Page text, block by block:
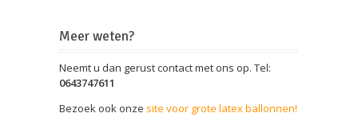
Meer weten?
Neemt u dan gerust contact met ons op. Tel:
0643747611
Bezoek ook onze site voor grote latex ballonnen!